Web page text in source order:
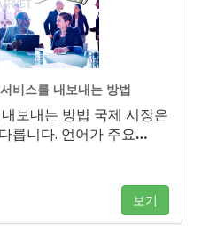
비스를 내보내는 방법
보내는 방법 국제 시장은
릅니다. 언어가 주요…
보기